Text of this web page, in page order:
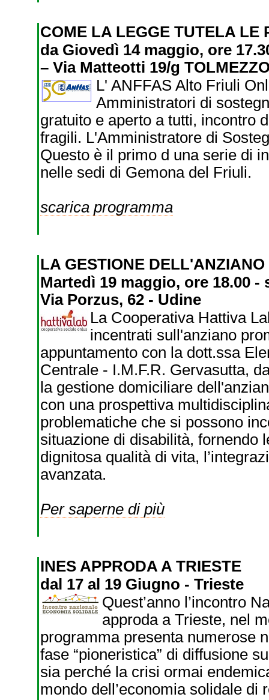
COME LA LEGGE TUTELA LE
da Giovedì 14 maggio, ore
– Via Matteotti 19/g
L' ANFFAS Alto Friuli
Amministratori di
gratuito e aperto a tutti, incontro
fragili. L'Amministratore di
Questo è il primo d una serie di
nelle sedi di Gemona del Friuli.
scarica programma
LA GESTIONE DELL'ANZIANO
Martedì 19 maggio, ore 18.00
Via Porzus, 62 - Udine
La Cooperativa Hattiva
incentrati sull'anziano
appuntamento con la dott.ssa
Centrale - I.M.F.R. Gervasutta,
la gestione domiciliare
con una prospettiva
problematiche che si possono
situazione di disabilità, fornendo
dignitosa qualità di vita,
avanzata.
Per saperne di più
INES APPRODA A TRIESTE
dal 17 al 19 Giugno - Trieste
Quest’anno l’incontro
approda a Trieste, nel
programma presenta numerose
fase “pioneristica” di diffusione
sia perché la crisi ormai
mondo dell’economia solidale